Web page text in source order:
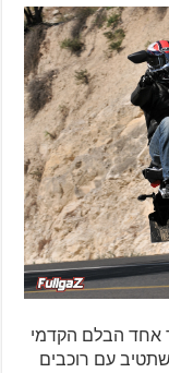
אחד הבלם הקדמי
עם רוכבים